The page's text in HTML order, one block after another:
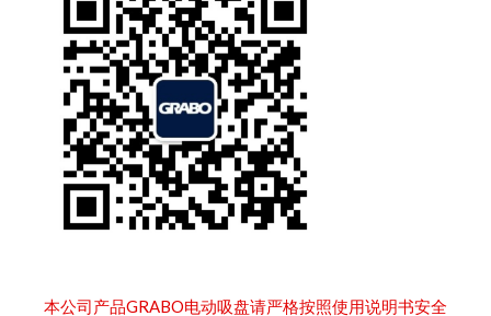
本公司产品GRABO电动吸盘请严格按照使用说明书安全